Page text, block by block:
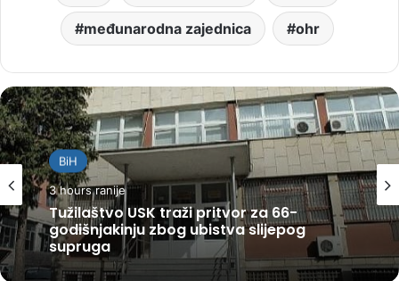
međunarodna zajednica ohr
BiH
3 hours ranije
Tužilaštvo USK traži pritvor za 66-
godišnjakinju zbog ubistva slijepog
supruga